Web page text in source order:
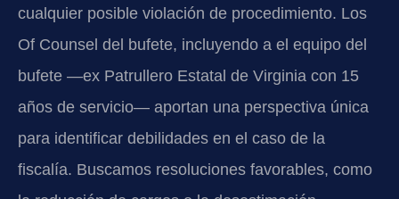
cualquier posible violación de procedimiento. Los
Of Counsel del bufete, incluyendo a el equipo del
bufete —ex Patrullero Estatal de Virginia con 15
años de servicio— aportan una perspectiva única
para identificar debilidades en el caso de la
fiscalía. Buscamos resoluciones favorables, como